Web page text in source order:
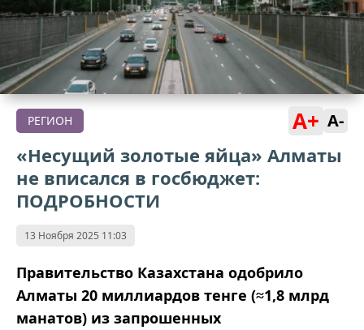
РЕГИОН A+ A-
«Несущий золотые яйца» Алматы
не вписался в госбюджет:
ПОДРОБНОСТИ
13 Ноября 2025 11:03
Правительство Казахстана одобрило
Алматы 20 миллиардов тенге (≈1,8 млрд
манатов) из запрошенных